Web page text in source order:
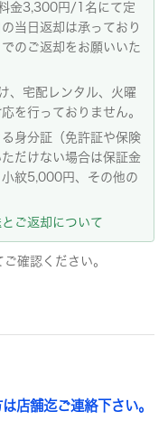
金3,300円/1名にて定
当日返却は承っており
のご返却をお願いいた
、宅配レンタル、火曜
を行っておりません。
身分証（免許証や保険
だけない場合は保証金
紋5,000円、その他の
とご返却について
確認ください。
店舗迄ご連絡下さい。